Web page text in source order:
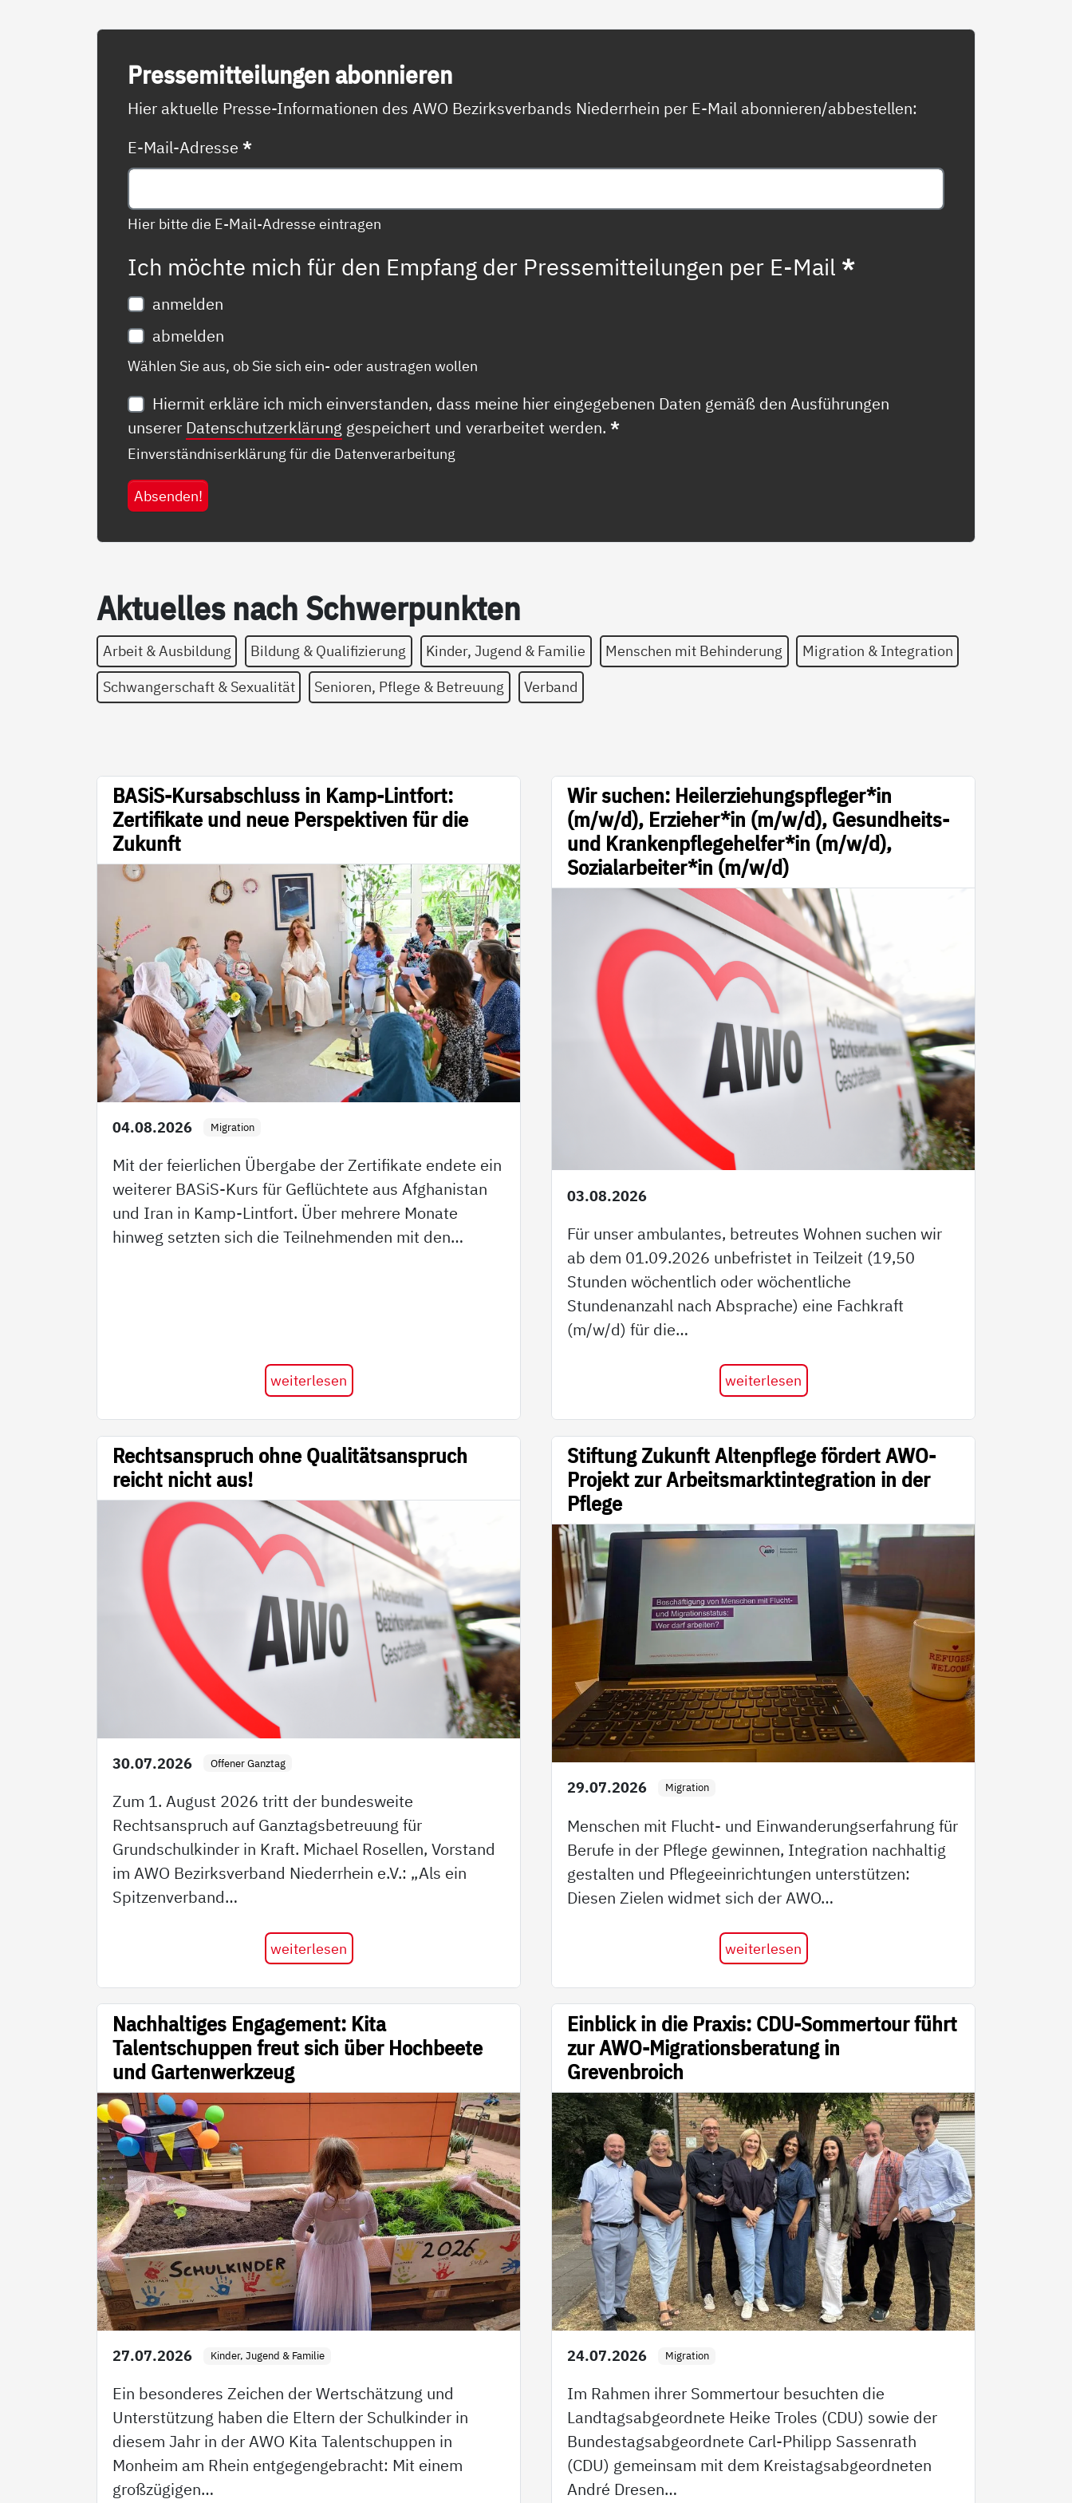
Pres­se­mit­tei­lun­gen abon­nie­ren
Hier aktuelle Presse-Informationen des AWO Bezirksverbands Niederrhein per E-Mail abonnieren/abbestellen:
E-Mail-Adresse*
Hier bitte die E-Mail-Adresse eintragen
Ich möchte mich für den Empfang der Pressemitteilungen per E-Mail *
anmelden
abmelden
Wählen Sie aus, ob Sie sich ein- oder austragen wollen
Hiermit erkläre ich mich einverstanden, dass meine hier eingegebenen Daten gemäß den Ausführungen
unserer Datenschutzerklärung gespeichert und verarbeitet werden.*
Einverständniserklärung für die Datenverarbeitung
Absenden!
Ak­­tu­el­­les nach Schwer­­pun­k­­ten
Arbeit & Ausbildung Bildung & Qualifizierung Kinder, Jugend & Familie Menschen mit Behinderung
Migration & Integration
Schwangerschaft & Sexualität
Senioren, Pflege & Betreuung Verband
BASiS-Kursabschluss in Kamp-Lintfort:
Zertifikate und neue Perspektiven für die
Zukunft
04.08.2026 Migration
Mit der feierlichen Übergabe der Zertifikate endete ein
weiterer BASiS-Kurs für Geflüchtete aus Afghanistan
und Iran in Kamp-Lintfort. Über mehrere Monate
hinweg setzten sich die Teilnehmenden mit den…
weiterlesen
Wir suchen: Heilerziehungspfleger*in
(m/w/d), Erzieher*in (m/w/d), Gesundheits-
und Krankenpflegehelfer*in (m/w/d),
Sozialarbeiter*in (m/w/d)
03.08.2026
Für unser ambulantes, betreutes Wohnen suchen wir
ab dem 01.09.2026 unbefristet in Teilzeit (19,50
Stunden wöchentlich oder wöchentliche
Stundenanzahl nach Absprache) eine Fachkraft
(m/w/d) für die…
weiterlesen
Rechtsanspruch ohne Qualitätsanspruch
reicht nicht aus!
30.07.2026 Offener Ganztag
Zum 1. August 2026 tritt der bundesweite
Rechtsanspruch auf Ganztagsbetreuung für
Grundschulkinder in Kraft. Michael Rosellen, Vorstand
im AWO Bezirksverband Niederrhein e.V.: „Als ein
Spitzenverband…
weiterlesen
Stiftung Zukunft Altenpflege fördert AWO-
Projekt zur Arbeitsmarktintegration in der
Pflege
29.07.2026 Migration
Menschen mit Flucht- und Einwanderungserfahrung für
Berufe in der Pflege gewinnen, Integration nachhaltig
gestalten und Pflegeeinrichtungen unterstützen:
Diesen Zielen widmet sich der AWO…
weiterlesen
Nachhaltiges Engagement: Kita
Talentschuppen freut sich über Hochbeete
und Gartenwerkzeug
27.07.2026 Kinder, Jugend & Familie
Ein besonderes Zeichen der Wertschätzung und
Unterstützung haben die Eltern der Schulkinder in
diesem Jahr in der AWO Kita Talentschuppen in
Monheim am Rhein entgegengebracht: Mit einem
großzügigen…
Einblick in die Praxis: CDU-Sommertour führt
zur AWO-Migrationsberatung in
Grevenbroich
24.07.2026 Migration
Im Rahmen ihrer Sommertour besuchten die
Landtagsabgeordnete Heike Troles (CDU) sowie der
Bundestagsabgeordnete Carl-Philipp Sassenrath
(CDU) gemeinsam mit dem Kreistagsabgeordneten
André Dresen…